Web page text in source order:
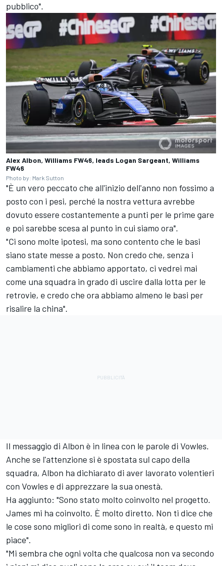
pubblico".
Alex Albon, Williams FW46, leads Logan Sargeant, Williams
FW46
Photo by: Mark Sutton
"È un vero peccato che all'inizio dell'anno non fossimo a
posto con i pesi, perché la nostra vettura avrebbe
dovuto essere costantemente a punti per le prime gare
e poi sarebbe scesa al punto in cui siamo ora".
"Ci sono molte ipotesi, ma sono contento che le basi
siano state messe a posto. Non credo che, senza i
cambiamenti che abbiamo apportato, ci vedrei mai
come una squadra in grado di uscire dalla lotta per le
retrovie, e credo che ora abbiamo almeno le basi per
risalire la china".
Il messaggio di Albon è in linea con le parole di Vowles.
Anche se l'attenzione si è spostata sul capo della
squadra, Albon ha dichiarato di aver lavorato volentieri
con Vowles e di apprezzare la sua onestà.
Ha aggiunto: "Sono stato molto coinvolto nel progetto.
James mi ha coinvolto. È molto diretto. Non ti dice che
le cose sono migliori di come sono in realtà, e questo mi
piace".
"Mi sembra che ogni volta che qualcosa non va secondo